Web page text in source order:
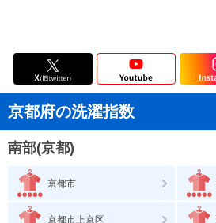
京都府の洗濯指数
南部(京都)
京都市
京都市上京区